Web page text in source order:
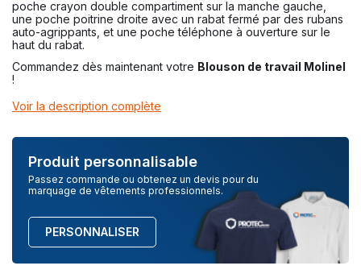
poche crayon double compartiment sur la manche gauche,
une poche poitrine droite avec un rabat fermé par des rubans
auto-agrippants, et une poche téléphone à ouverture sur le
haut du rabat.
Commandez dès maintenant votre Blouson de travail Molinel
!
Voir la description complète
Produit personnalisable
Passez commande ou obtenez un devis pour du
marquage de vêtements professionnels.
PERSONNALISER